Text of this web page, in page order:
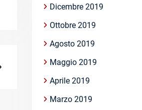
Dicembre 2019
Ottobre 2019
Agosto 2019
Maggio 2019
Aprile 2019
Marzo 2019